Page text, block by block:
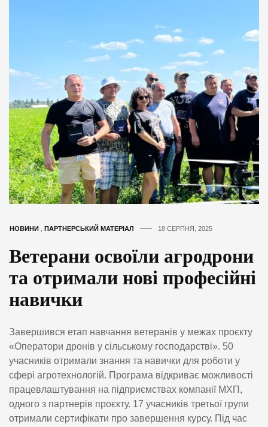
НОВИНИ ПАРТНЕРСЬКИЙ МАТЕРІАЛ 18 СЕРПНЯ, 2025
Ветерани освоїли агродрони
та отримали нові професійні
навички
Завершився етап навчання ветеранів у межах проєкту
«Оператори дронів у сільському господарстві». 50
учасників отримали знання та навички для роботи у
сфері агротехнологій. Програма відкриває можливості
працевлаштування на підприємствах компанії МХП,
одного з партнерів проєкту. 17 учасників третьої групи
отримали сертифікати про завершення курсу. Під час